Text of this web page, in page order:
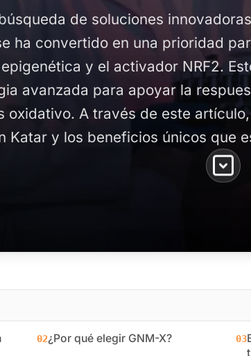
de soluciones
ha convertido en una prioridad
y el activador NRF2.
avanzada para apoyar la
oxidativo. A través de este
Katar y los beneficios únicos que
02¿Por qué elegir GNM-X? 03